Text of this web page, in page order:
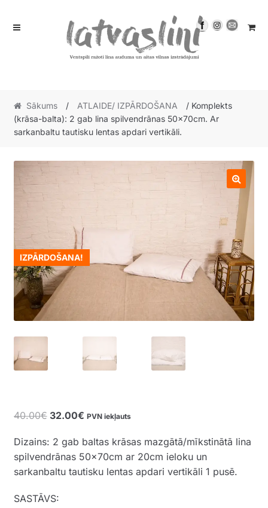
Skip
Skip
Sākums / ATLAIDE/ IZPĀRDOŠANA
/ Komplekts
(krāsa-balta): 2 gab lina spilvendrānas 50x70cm. Ar
sarkanbaltu tautisku lentas apdari vertikāli.
IZPĀRDOŠANA!
🔍
40.00€ Original
was:
40.00€.
32.00€Current
is:
32.00€.
PVN iekļauts
Dizains: 2 gab baltas krāsas mazgātā/mīkstinātā lina
spilvendrānas 50x70cm ar 20cm ieloku un
sarkanbaltu tautisku lentas apdari vertikāli 1 pusē.
SASTĀVS: